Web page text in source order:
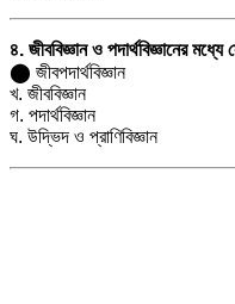
৪. জীববিজ্ঞান ও পদার্থবিজ্ঞানের
⬤ জীবপদার্থবিজ্ঞান
খ. জীববিজ্ঞান
গ. পদার্থবিজ্ঞান
ঘ. উদ্ভিদ ও প্রাণিবিজ্ঞান